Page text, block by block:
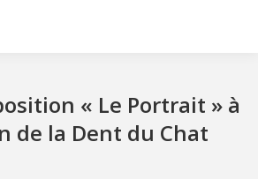
« Le Portrait » à
de la Dent du Chat